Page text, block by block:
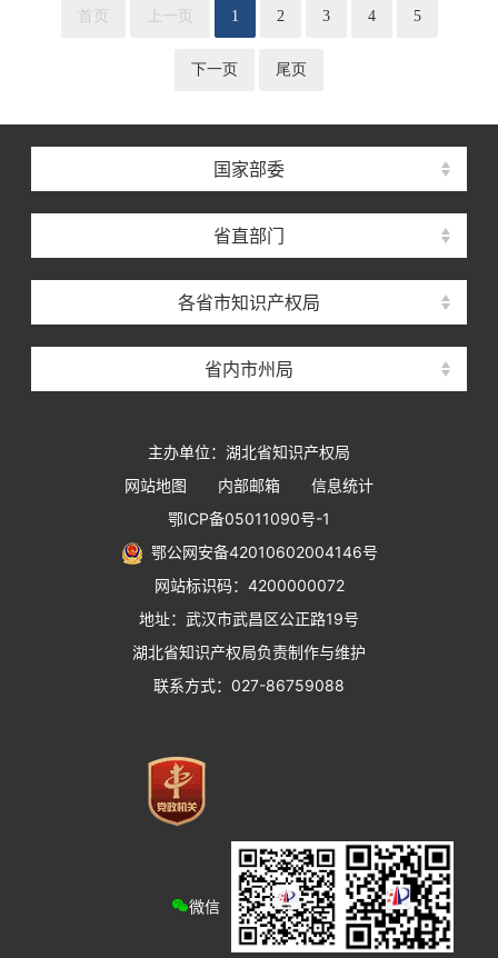
首页 上一页 1 2 3 4 5
下一页 尾页
国家部委
省直部门
各省市知识产权局
省内市州局
主办单位：湖北省知识产权局
网站地图
内部邮箱
信息统计
鄂ICP备05011090号-1
鄂公网安备42010602004146号
网站标识码：4200000072
地址：武汉市武昌区公正路19号
湖北省知识产权局负责制作与维护
联系方式：027-86759088
微信